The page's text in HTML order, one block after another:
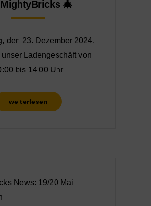
MightyBricks 🎄
den 23. Dezember 2024,
Ladengeschäft von
bis 14:00 Uhr
weiterlesen